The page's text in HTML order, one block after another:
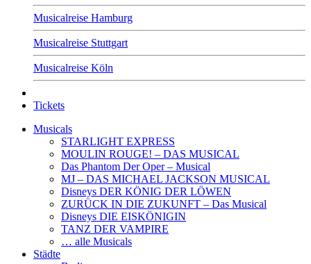
Musicalreise Hamburg
Musicalreise Stuttgart
Musicalreise Köln
Tickets
Musicals
STARLIGHT EXPRESS
MOULIN ROUGE! – DAS MUSICAL
Das Phantom Der Oper – Musical
MJ – DAS MICHAEL JACKSON MUSICAL
Disneys DER KÖNIG DER LÖWEN
ZURÜCK IN DIE ZUKUNFT – Das Musical
Disneys DIE EISKÖNIGIN
TANZ DER VAMPIRE
… alle Musicals
Städte